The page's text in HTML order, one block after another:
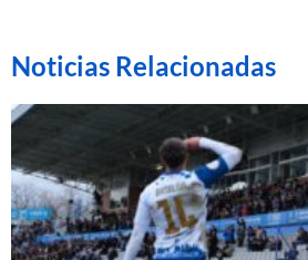
Noticias Relacionadas